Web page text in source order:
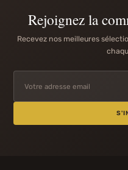
Rejoignez la
Recevez nos meilleures